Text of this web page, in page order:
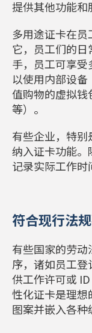
提供其他功能和
多用途证卡在
它，员工们的
手，员工可享
以使用内部设
值购物的虚拟
等）。
有些企业，特
纳入证卡功能。
记录实际工作时
符合现行法规
有些国家的劳
序，诸如员工
供工作许可或
性化证卡是理
图案并嵌入各种